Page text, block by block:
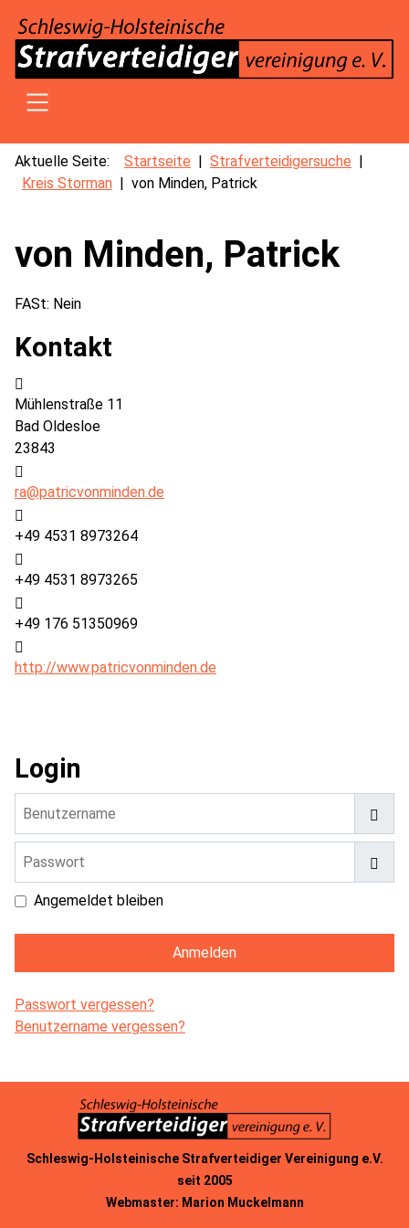
SKIP TO MAIN CONTENT
Aktuelle Seite: Startseite
Strafverteidigersuche
Kreis Storman
von Minden, Patrick
von Minden, Patrick
FASt: Nein
Kontakt
Mühlenstraße 11
Bad Oldesloe
23843
ra@patricvonminden.de
+49 4531 8973264
+49 4531 8973265
+49 176 51350969
http://www.patricvonminden.de
Login
Angemeldet bleiben
Anmelden
Passwort vergessen?
Benutzername vergessen?
Schleswig-Holsteinische Strafverteidiger Vereinigung e.V.
seit 2005
Webmaster: Marion Muckelmann